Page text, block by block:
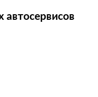
автосервисов